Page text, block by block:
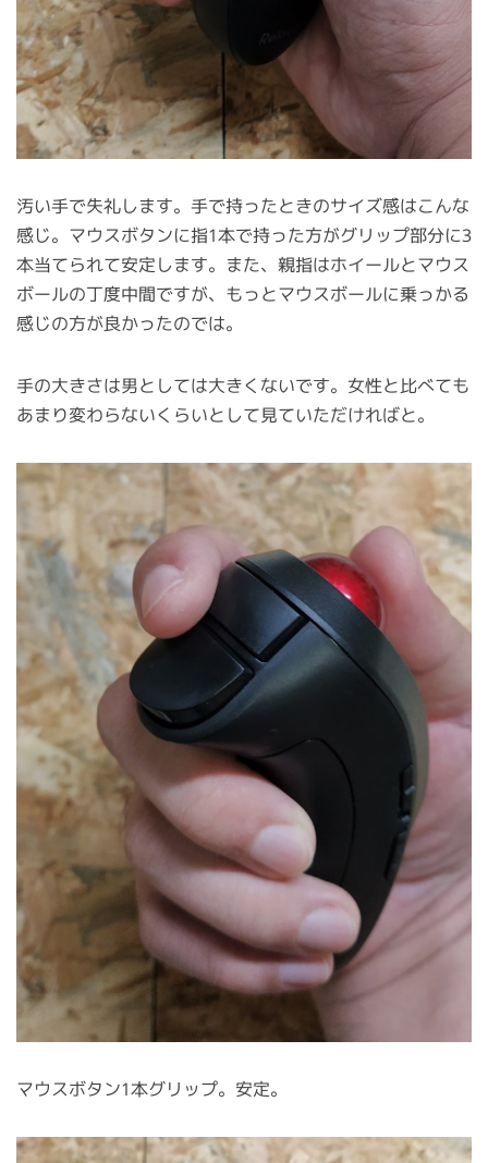
汚い手で失礼します。手で持ったときのサイズ感はこんな
感じ。マウスボタンに指1本で持った方がグリップ部分に3
本当てられて安定します。また、親指はホイールとマウス
ボールの丁度中間ですが、もっとマウスボールに乗っかる
感じの方が良かったのでは。
手の大きさは男としては大きくないです。女性と比べても
あまり変わらないくらいとして見ていただければと。
マウスボタン1本グリップ。安定。